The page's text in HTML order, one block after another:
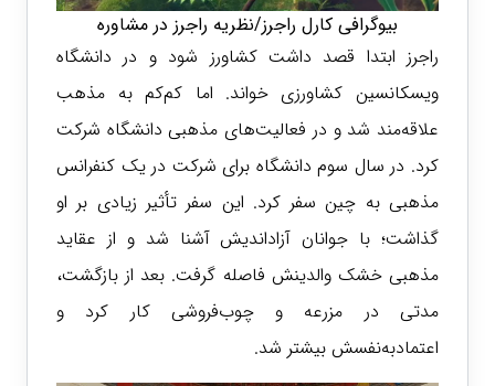
بیوگرافی کارل راجرز/نظریه راجرز در مشاوره
راجرز ابتدا قصد داشت کشاورز شود و در دانشگاه
ویسکانسین کشاورزی خواند. اما کم‌کم به مذهب
علاقه‌مند شد و در فعالیت‌های مذهبی دانشگاه شرکت
کرد. در سال سوم دانشگاه برای شرکت در یک کنفرانس
مذهبی به چین سفر کرد. این سفر تأثیر زیادی بر او
گذاشت؛ با جوانان آزاداندیش آشنا شد و از عقاید
مذهبی خشک والدینش فاصله گرفت. بعد از بازگشت،
مدتی در مزرعه و چوب‌فروشی کار کرد و
اعتمادبه‌نفسش بیشتر شد.